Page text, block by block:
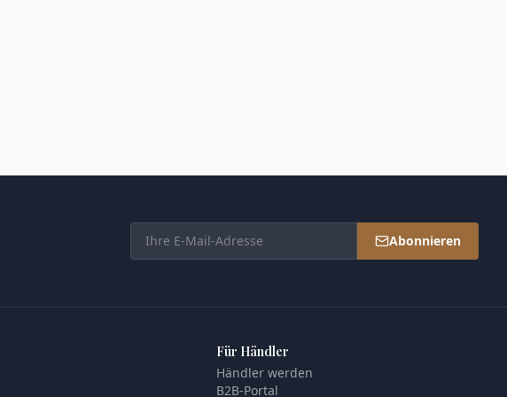
Abonnieren
Für Händler
Händler werden
B2B-Portal